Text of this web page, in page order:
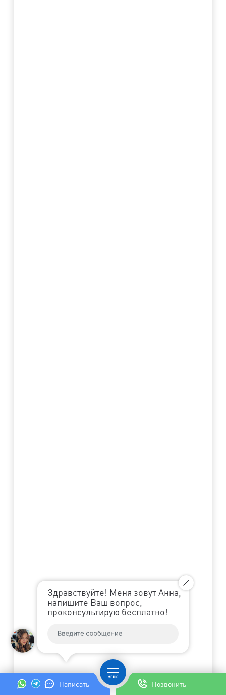
Написать Позвонить
Здравствуйте! Меня зовут Анна,
напишите Ваш вопрос,
проконсультирую бесплатно!